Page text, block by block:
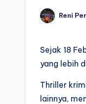
Posted
by
Reni
Sejak 18
yang lebih
Thriller
lainnya,